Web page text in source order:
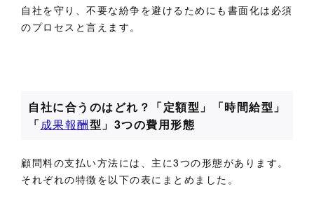
自社を守り、不要な紛争を避けるためにも書面化は必須
のプロセスと言えます。
自社に合うのはどれ？「定額型」「時間給型」
「成果報酬型」3つの費用形態
顧問料の支払い方法には、主に3つの形態があります。
それぞれの特徴を以下の表にまとめました。